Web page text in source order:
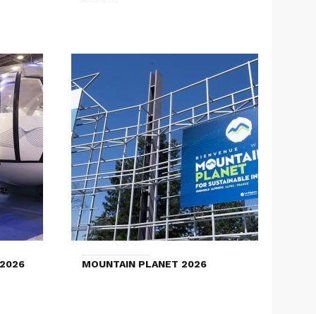
MOUNTAIN PLANET 2026